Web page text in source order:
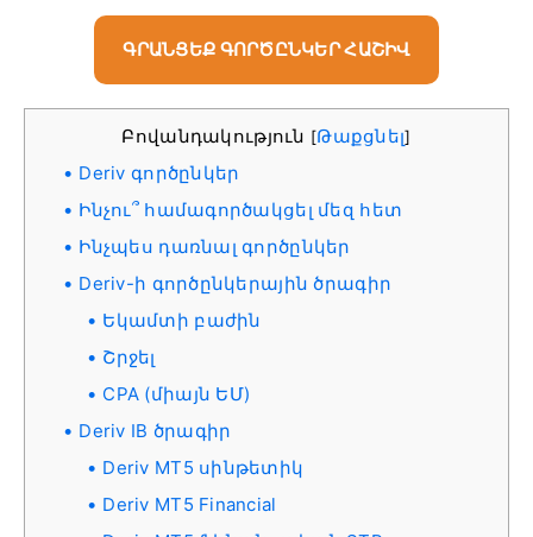
ԳՐԱՆՑԵՔ ԳՈՐԾԸՆԿԵՐ ՀԱՇԻՎ
Բովանդակություն [Թաքցնել]
Deriv գործընկեր
Ինչու՞ համագործակցել մեզ հետ
Ինչպես դառնալ գործընկեր
Deriv-ի գործընկերային ծրագիր
Եկամտի բաժին
Շրջել
CPA (միայն ԵՄ)
Deriv IB ծրագիր
Deriv MT5 սինթետիկ
Deriv MT5 Financial